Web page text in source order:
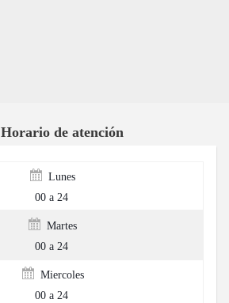
Horario de atención
Lunes
00 a 24
Martes
00 a 24
Miercoles
00 a 24